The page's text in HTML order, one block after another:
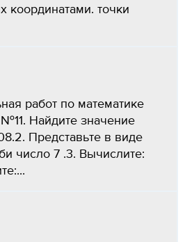
координатами. точки
работ по математике
Найдите значение
Представьте в виде
число 7 .3. Вычислите: